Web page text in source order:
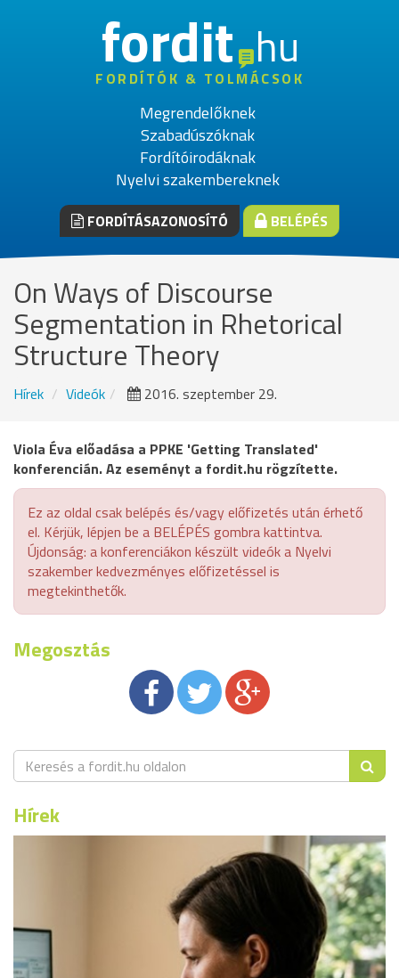
fordithu
FORDÍTÓK & TOLMÁCSOK
Megrendelőknek
Szabadúszóknak
Fordítóirodáknak
Nyelvi szakembereknek
FORDÍTÁSAZONOSÍTÓ BELÉPÉS
On Ways of Discourse
Segmentation in Rhetorical
Structure Theory
Hírek Videók 2016. szeptember 29.
Viola Éva előadása a PPKE 'Getting Translated'
konferencián. Az eseményt a fordit.hu rögzítette.
Ez az oldal csak belépés és/vagy előfizetés után érhető
el. Kérjük, lépjen be a BELÉPÉS gombra kattintva.
Újdonság: a konferenciákon készült videók a Nyelvi
szakember kedvezményes előfizetéssel is
megtekinthetők.
Megosztás
Hírek